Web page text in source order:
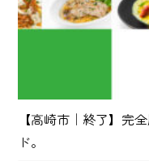
【高崎市｜終了】完
ド。